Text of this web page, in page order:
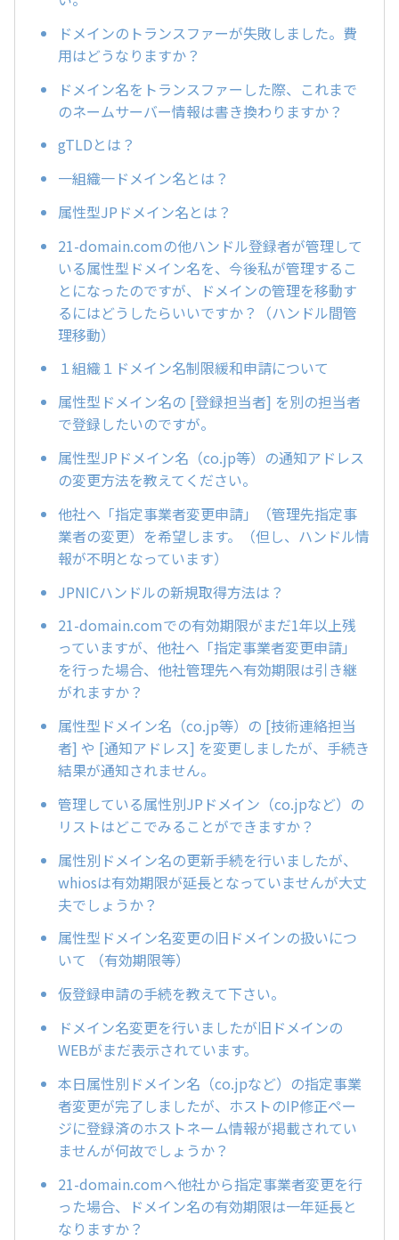
ドメインのトランスファーが失敗しました。費
用はどうなりますか？
ドメイン名をトランスファーした際、これまで
のネームサーバー情報は書き換わりますか？
gTLDとは？
一組織一ドメイン名とは？
属性型JPドメイン名とは？
21-domain.comの他ハンドル登録者が管理して
いる属性型ドメイン名を、今後私が管理するこ
とになったのですが、ドメインの管理を移動す
るにはどうしたらいいですか？（ハンドル間管
理移動）
１組織１ドメイン名制限緩和申請について
属性型ドメイン名の [登録担当者] を別の担当者
で登録したいのですが。
属性型JPドメイン名（co.jp等）の通知アドレス
の変更方法を教えてください。
他社へ「指定事業者変更申請」（管理先指定事
業者の変更）を希望します。（但し、ハンドル情
報が不明となっています）
JPNICハンドルの新規取得方法は？
21-domain.comでの有効期限がまだ1年以上残
っていますが、他社へ「指定事業者変更申請」
を行った場合、他社管理先へ有効期限は引き継
がれますか？
属性型ドメイン名（co.jp等）の [技術連絡担当
者] や [通知アドレス] を変更しましたが、手続き
結果が通知されません。
管理している属性別JPドメイン（co.jpなど）の
リストはどこでみることができますか？
属性別ドメイン名の更新手続を行いましたが、
whiosは有効期限が延長となっていませんが大丈
夫でしょうか？
属性型ドメイン名変更の旧ドメインの扱いにつ
いて （有効期限等）
仮登録申請の手続を教えて下さい。
ドメイン名変更を行いましたが旧ドメインの
WEBがまだ表示されています。
本日属性別ドメイン名（co.jpなど）の指定事業
者変更が完了しましたが、ホストのIP修正ペー
ジに登録済のホストネーム情報が掲載されてい
ませんが何故でしょうか？
21-domain.comへ他社から指定事業者変更を行
った場合、ドメイン名の有効期限は一年延長と
なりますか？